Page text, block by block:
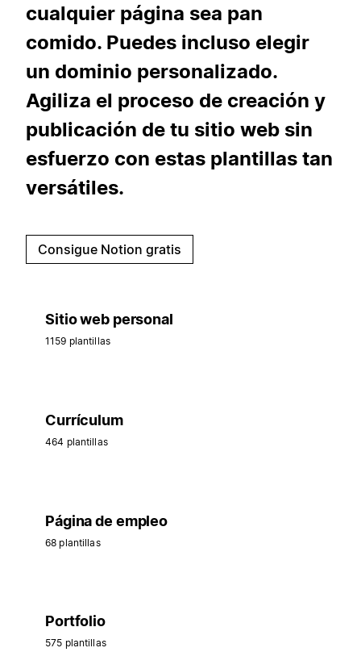
cualquier página sea pan
comido. Puedes incluso elegir
un dominio personalizado.
Agiliza el proceso de creación y
publicación de tu sitio web sin
esfuerzo con estas plantillas tan
versátiles.
Consigue Notion gratis
Sitio web personal
1159 plantillas
Currículum
464 plantillas
Página de empleo
68 plantillas
Portfolio
575 plantillas